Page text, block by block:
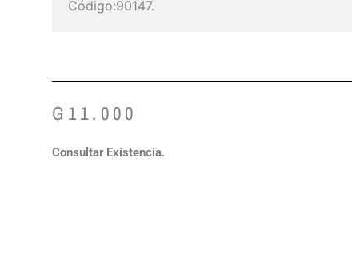
Código:90147.
₲ 11.000
Consultar Existencia.